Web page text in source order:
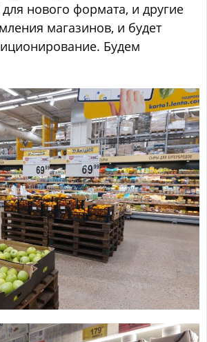
нового формата, и другие
магазинов, и будет
Будем